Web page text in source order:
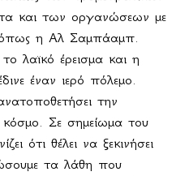
και των οργανώσεων με
όπως η Αλ Σαμπάαμπ.
λαϊκό έρεισμα και η
έναν ιερό πόλεμο.
την
Σε σημείωμα του
ότι θέλει να ξεκινήσει
τα λάθη που